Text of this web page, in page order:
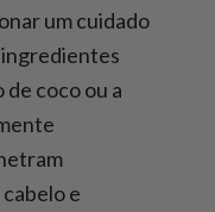
um cuidado
de coco ou a
e